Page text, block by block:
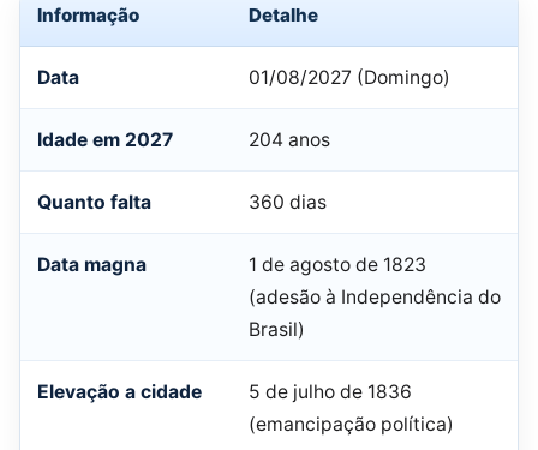
Informação Detalhe
Data 01/08/2027 (Domingo)
Idade em 2027 204 anos
Quanto falta 360 dias
Data magna
1 de agosto de 1823
(adesão à Independência do
Brasil)
Elevação a cidade
5 de julho de 1836
(emancipação política)